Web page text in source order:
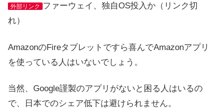
外部リンク ファーウェイ、独自OS投入か（リンク切
れ）
AmazonのFireタブレットですら喜んでAmazonアプリ
を使っている人はいないでしょう。
当然、Google謹製のアプリがないと困る人はいるの
で、日本でのシェア低下は避けられません。